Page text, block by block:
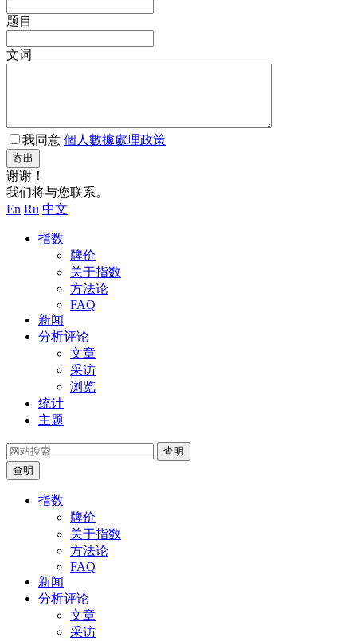
题目
文词
我同意 個人數據處理政策
寄出
谢谢！
我们将与您联系。
En Ru 中文
指数
牌价
关于指数
方法论
FAQ
新闻
分析评论
文章
采访
浏览
统计
主题
查明
查明
指数
牌价
关于指数
方法论
FAQ
新闻
分析评论
文章
采访